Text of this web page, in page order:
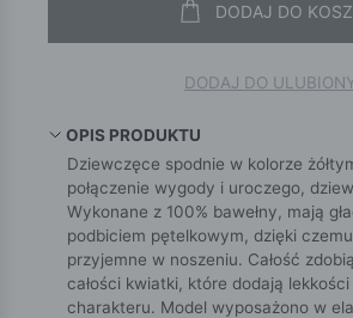
DODAJ DO
DODAJ DO
OPIS PRODUKTU
Dziewczęce spodnie w kolorze
połączenie wygody i uroczego,
Wykonane z 100% bawełny, mają
podbiciem pętelkowym, dzięki
przyjemne w noszeniu. Całość
całości kwiatki, które dodają
charakteru. Model wyposażono w